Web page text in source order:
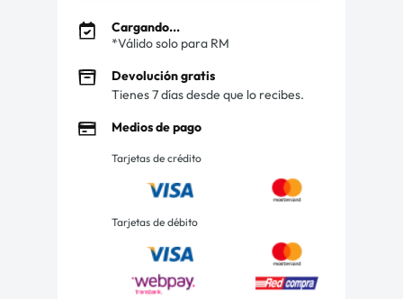
Cargando...
*Válido solo para RM
Devolución gratis
Tienes 7 días desde que lo recibes.
Medios de pago
Tarjetas de crédito
Tarjetas de débito